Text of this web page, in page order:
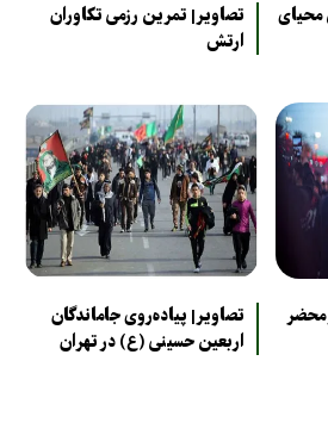
محیای
تصاویر| تمرین رزمی تکاوران
ارتش
محضر
تصاویر| پیاده‌روی جاماندگان
اربعین حسینی (ع) در تهران